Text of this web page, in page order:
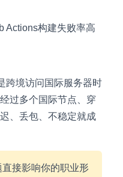
Actions构建失败率高
跨境访问国际服务器时
过多个国际节点、穿
、丢包、不稳定就成
接影响你的职业形